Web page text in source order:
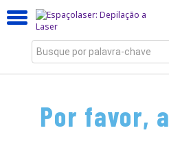
Busque por palavra-chave
Por favor,